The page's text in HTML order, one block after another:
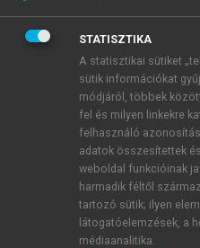
BELÉPÉS SAJÁT
ÚJ FIÓK
1 óra díjmentes
E-MAIL-CÍM
STATISZTIKA
A statisztikai sütiket
sütik információkat
módjáról, többek
fel és milyen linkekre
felhasználó
adatok összesítettek
weboldal funkcióinak
harmadik féltől
tartozó sütik; ilyen
látogatóelemzések, a
médiaanalitika.